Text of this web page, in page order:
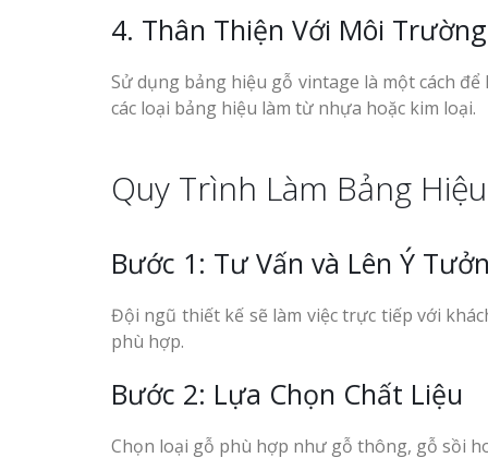
4. Thân Thiện Với Môi Trường
Sử dụng bảng hiệu gỗ vintage là một cách
các loại bảng hiệu làm từ nhựa hoặc kim loại.
Quy Trình Làm Bảng
Bước 1: Tư Vấn và Lên Ý
Đội ngũ thiết kế sẽ làm việc trực tiếp với
phù hợp.
Bước 2: Lựa Chọn Chất Liệu
Chọn loại gỗ phù hợp như gỗ thông, gỗ sồi
Mẫu biển hiệu gỗ vintage
Làm biển gỗ tại Hà Giang
đẹp giá rẻ
Làm Bảng
Làm Hộp Đèn
Hút